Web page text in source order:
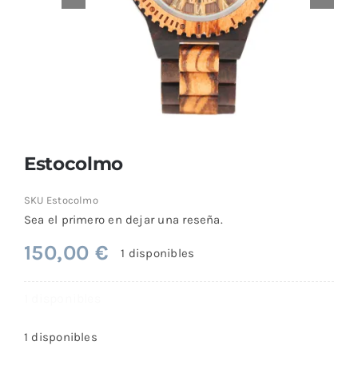
Estocolmo
SKU Estocolmo
Sea el primero en dejar una reseña.
150,00 € 1 disponibles
1 disponibles